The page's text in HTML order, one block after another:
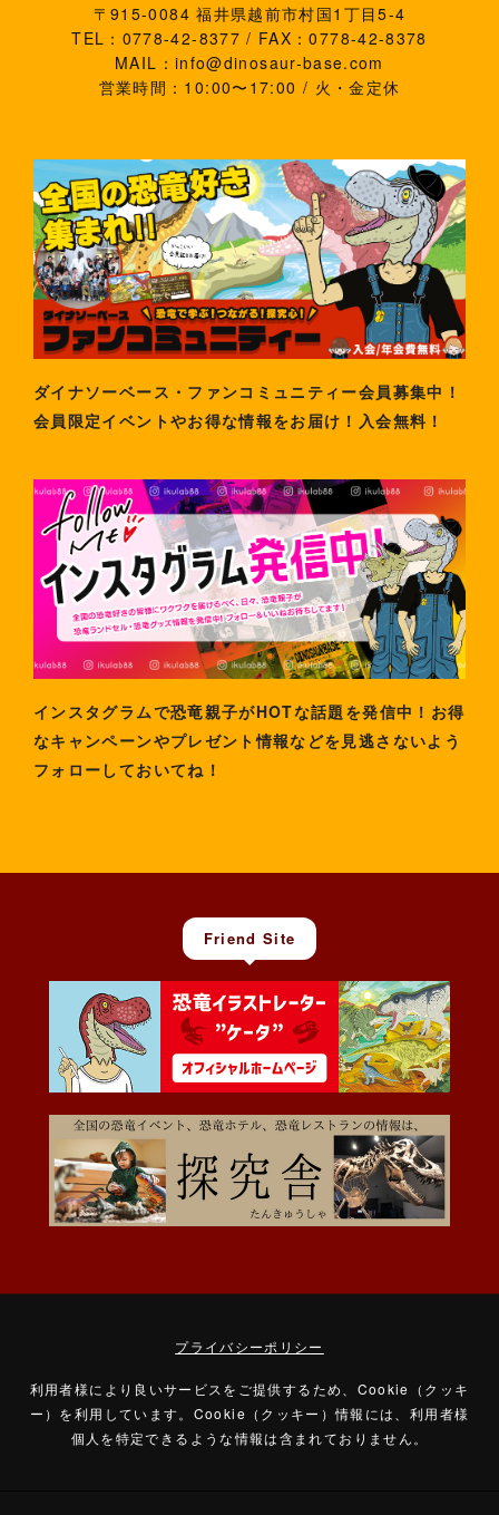
〒915-0084 福井県越前市村国1丁目5-4
TEL：0778-42-8377 / FAX：0778-42-8378
MAIL：info@dinosaur-base.com
営業時間：10:00〜17:00 / 火・金定休
ダイナソーベース・ファンコミュニティー会員募集中！
会員限定イベントやお得な情報をお届け！入会無料！
インスタグラムで恐竜親子がHOTな話題を発信中！お得
なキャンペーンやプレゼント情報などを見逃さないよう
フォローしておいてね！
Friend Site
プライバシーポリシー
利用者様により良いサービスをご提供するため、Cookie（クッキ
ー）を利用しています。 Cookie（クッキー）情報には、利用者様
個人を特定できるような情報は含まれておりません。